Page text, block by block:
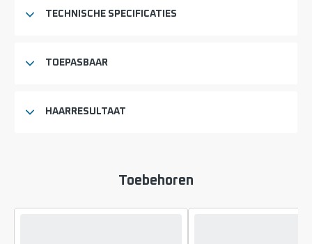
TECHNISCHE SPECIFICATIES
TOEPASBAAR
HAARRESULTAAT
Toebehoren